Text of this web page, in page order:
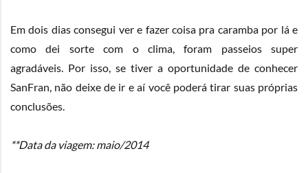
Em dois dias consegui ver e fazer coisa pra caramba por lá e
como dei sorte com o clima, foram passeios super
agradáveis. Por isso, se tiver a oportunidade de conhecer
SanFran, não deixe de ir e aí você poderá tirar suas próprias
conclusões.
**Data da viagem: maio/2014